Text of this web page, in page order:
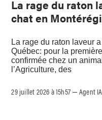
La rage du raton
chat en
La rage du raton laveur
Québec: pour la
confirmée chez un
l’Agriculture, des
29 juillet 2026 à 15h57 –Agent